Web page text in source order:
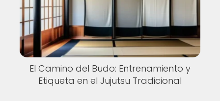
El Camino del Budo: Entrenamiento y
Etiqueta en el Jujutsu Tradicional